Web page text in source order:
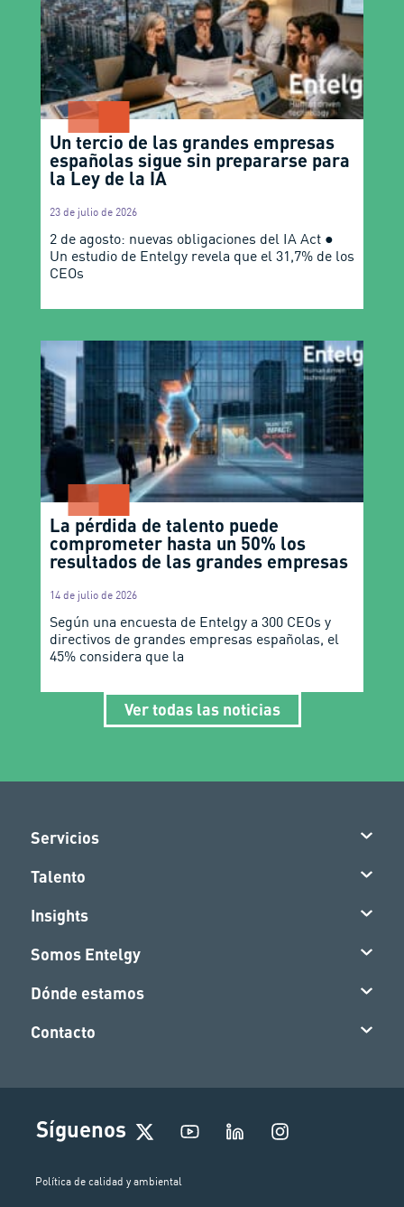
Un tercio de las grandes empresas
españolas sigue sin prepararse para
la Ley de la IA
23 de julio de 2026
2 de agosto: nuevas obligaciones del IA Act ●
Un estudio de Entelgy revela que el 31,7% de los
CEOs
La pérdida de talento puede
comprometer hasta un 50% los
resultados de las grandes empresas
14 de julio de 2026
Según una encuesta de Entelgy a 300 CEOs y
directivos de grandes empresas españolas, el
45% considera que la
Ver todas las noticias
Servicios
Talento
Insights
Somos Entelgy
Dónde estamos
Contacto
Síguenos
I
n
Política de calidad y ambiental